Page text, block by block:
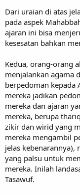
Dari uraian di atas
pada aspek
ajaran ini bisa
kesesatan bahkan
Kedua, orang-orang
menjalankan agama
berpedoman kepada
mereka jadikan
mereka dan ajaran
mereka, berupa
zikir dan wirid yang
mereka mengambil
jelas
yang palsu untuk
mereka. Inilah
Tasawuf.